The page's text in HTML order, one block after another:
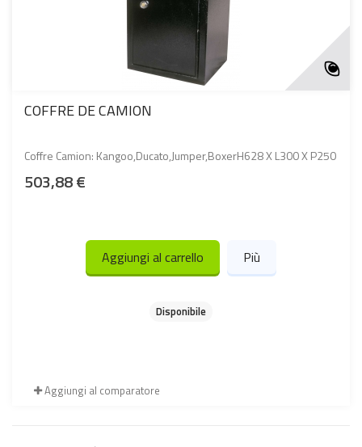
COFFRE DE CAMION
Coffre Camion: Kangoo,Ducato,Jumper,BoxerH628 X L300 X P250
503,88 €
Aggiungi al carrello Più
Disponibile
Aggiungi al comparatore